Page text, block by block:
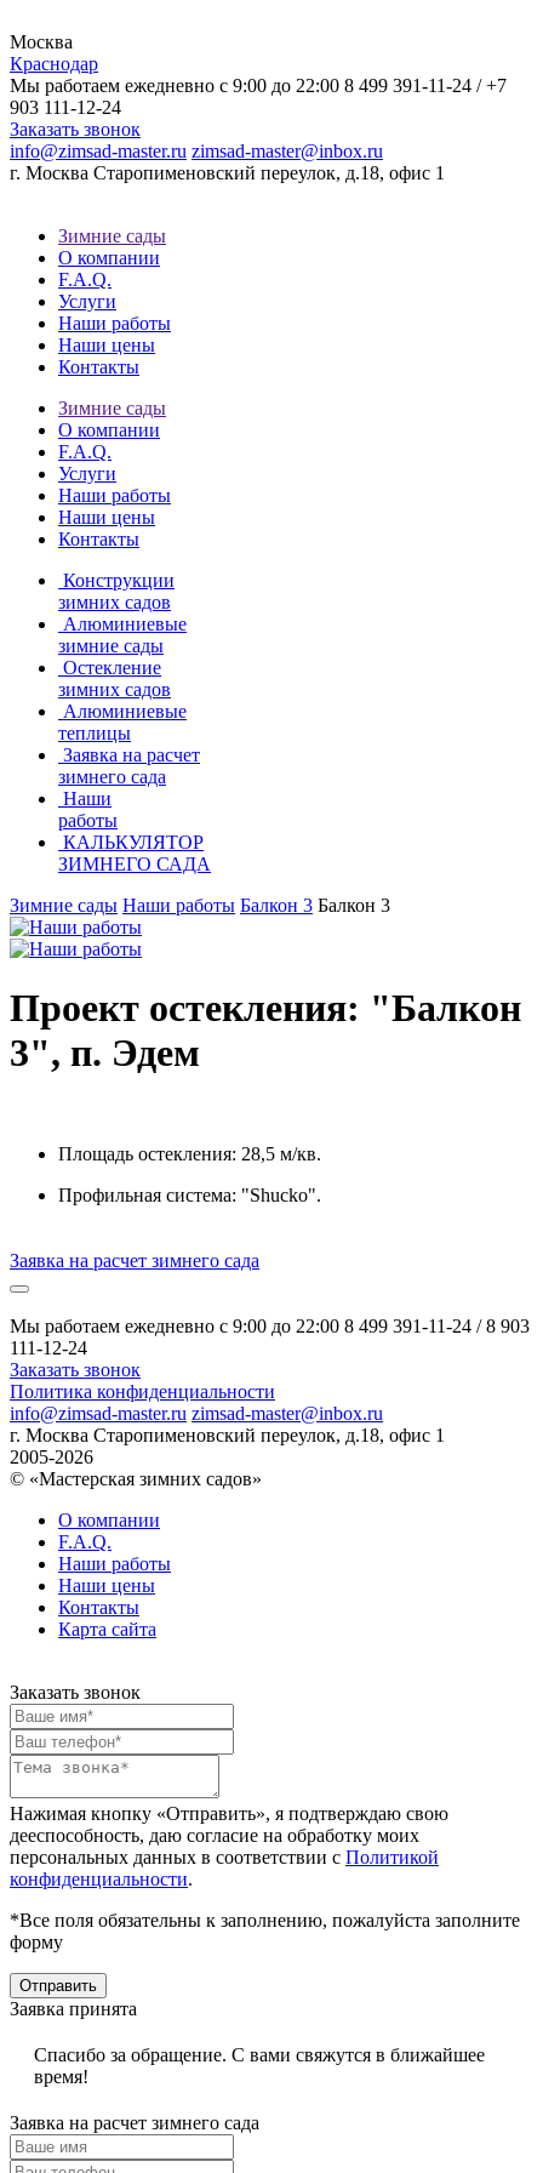
Москва
Краснодар
Мы работаем ежедневно с 9:00 до 22:00 8 499 391-11-24 /+7
903 111-12-24
Заказать звонок
info@zimsad-master.ru zimsad-master@inbox.ru
г. Москва Старопименовский переулок, д.18, офис 1
Зимние сады
О компании
F.A.Q.
Услуги
Наши работы
Наши цены
Контакты
Зимние сады
О компании
F.A.Q.
Услуги
Наши работы
Наши цены
Контакты
Конструкции
зимних садов
Алюминиевые
зимние сады
Остекление
зимних садов
Алюминиевые
теплицы
Заявка на расчет
зимнего сада
Наши
работы
КАЛЬКУЛЯТОР
ЗИМНЕГО САДА
Зимние сады Наши работы Балкон 3 Балкон 3
Проект остекления: "Балкон
3", п. Эдем
Площадь остекления: 28,5 м/кв.
Профильная система: "Shucko".
Заявка на расчет зимнего сада
Мы работаем ежедневно с 9:00 до 22:00 8 499 391-11-24 /8 903
111-12-24
Заказать звонок
Политика конфиденциальности
info@zimsad-master.ru zimsad-master@inbox.ru
г. Москва Старопименовский переулок, д.18, офис 1
2005-2026
© «Мастерская зимних садов»
О компании
F.A.Q.
Наши работы
Наши цены
Контакты
Карта сайта
Заказать звонок
Нажимая кнопку «Отправить», я подтверждаю свою
дееспособность, даю согласие на обработку моих
персональных данных в соответствии с Политикой
конфиденциальности.
*Все поля обязательны к заполнению, пожалуйста заполните
форму
Отправить
Заявка принята
Спасибо за обращение. С вами свяжутся в ближайшее
время!
Заявка на расчет зимнего сада